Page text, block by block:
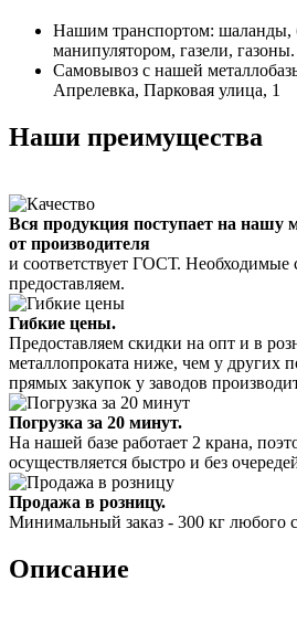
Нашим транспортом:
манипулятором, газели, газоны.
Самовывоз с нашей
Апрелевка, Парковая улица, 1
Наши преимущества
Вся продукция поступает на нашу
от производителя
и соответствует ГОСТ. Необходимые
предоставляем.
Гибкие цены.
Предоставляем скидки на опт и в
металлопроката ниже, чем у других
прямых закупок у заводов
Погрузка за 20 минут.
На нашей базе работает 2 крана,
осуществляется быстро и без
Продажа в розницу.
Минимальный заказ - 300 кг любого
Описание